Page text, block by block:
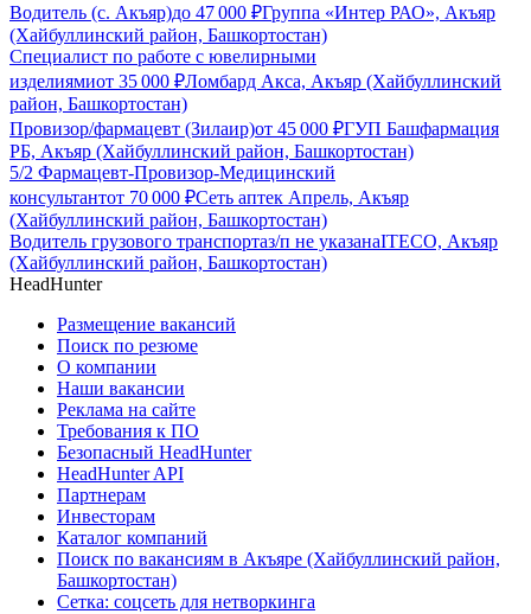
Водитель (с. Акъяр)до 47 000 ₽Группа «Интер РАО», Акъяр
(Хайбуллинский район, Башкортостан)
Специалист по работе с ювелирными
изделиямиот 35 000 ₽Ломбард Акса, Акъяр (Хайбуллинский
район, Башкортостан)
Провизор/фармацевт (Зилаир)от 45 000 ₽ГУП Башфармация
РБ, Акъяр (Хайбуллинский район, Башкортостан)
5/2 Фармацевт-Провизор-Медицинский
консультантот 70 000 ₽Сеть аптек Апрель, Акъяр
(Хайбуллинский район, Башкортостан)
Водитель грузового транспортаз/п не указанаITECO, Акъяр
(Хайбуллинский район, Башкортостан)
HeadHunter
Размещение вакансий
Поиск по резюме
О компании
Наши вакансии
Реклама на сайте
Требования к ПО
Безопасный HeadHunter
HeadHunter API
Партнерам
Инвесторам
Каталог компаний
Поиск по вакансиям в Акъяре (Хайбуллинский район,
Башкортостан)
Сетка: соцсеть для нетворкинга